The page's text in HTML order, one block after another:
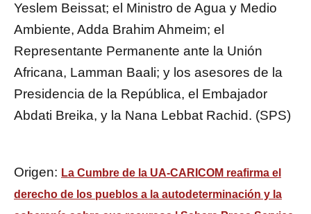
Yeslem Beissat; el Ministro de Agua y Medio
Ambiente, Adda Brahim Ahmeim; el
Representante Permanente ante la Unión
Africana, Lamman Baali; y los asesores de la
Presidencia de la República, el Embajador
Abdati Breika, y la Nana Lebbat Rachid. (SPS)
Origen: La Cumbre de la UA-CARICOM reafirma el
derecho de los pueblos a la autodeterminación y la